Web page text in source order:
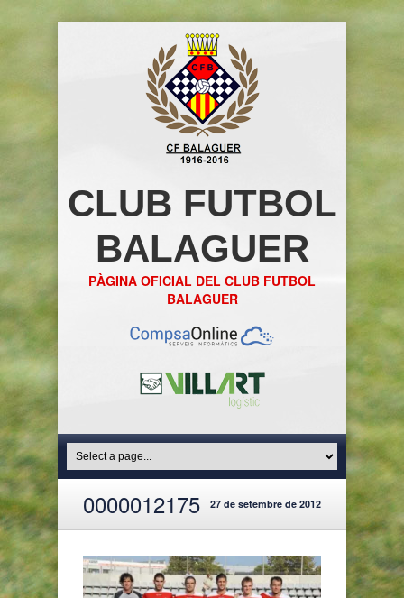
CLUB FUTBOL
BALAGUER
PÀGINA OFICIAL DEL CLUB FUTBOL
BALAGUER
0000012175 27 de setembre de 2012